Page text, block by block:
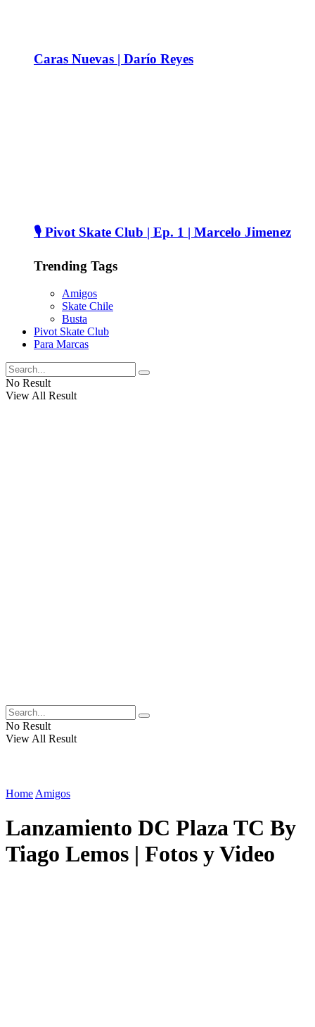
Caras Nuevas | Darío Reyes
🎙️ Pivot Skate Club | Ep. 1 | Marcelo Jimenez
Trending Tags
Amigos
Skate Chile
Busta
Pivot Skate Club
Para Marcas
No Result
View All Result
No Result
View All Result
Home Amigos
Lanzamiento DC Plaza TC By
Tiago Lemos | Fotos y Video